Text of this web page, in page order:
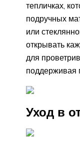
тепличках,
подручных
или
открывать
для
поддерживая
Уход в